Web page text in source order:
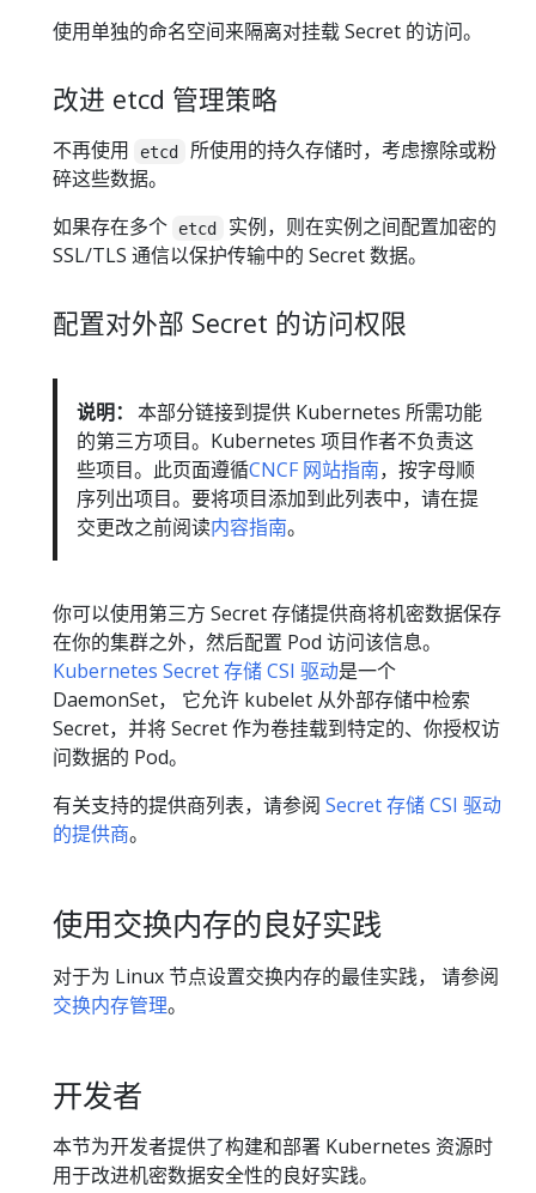
使用单独的命名空间来隔离对挂载 Secret 的访问。
改进 etcd 管理策略
不再使用 etcd
所使用的持久存储时，考虑擦除或粉
碎这些数据。
如果存在多个
etcd
实例，则在实例之间配置加密的
SSL/TLS 通信以保护传输中的 Secret 数据。
配置对外部 Secret 的访问权限
说明： 本部分链接到提供 Kubernetes 所需功能
的第三方项目。Kubernetes 项目作者不负责这
些项目。此页面遵循CNCF 网站指南，按字母顺
序列出项目。要将项目添加到此列表中，请在提
交更改之前阅读内容指南。
你可以使用第三方 Secret 存储提供商将机密数据保存
在你的集群之外，然后配置 Pod 访问该信息。
Kubernetes Secret 存储 CSI 驱动是一个
DaemonSet， 它允许 kubelet 从外部存储中检索
Secret，并将 Secret 作为卷挂载到特定的、你授权访
问数据的 Pod。
有关支持的提供商列表，请参阅 Secret 存储 CSI 驱动
的提供商。
使用交换内存的良好实践
对于为 Linux 节点设置交换内存的最佳实践， 请参阅
交换内存管理。
开发者
本节为开发者提供了构建和部署 Kubernetes 资源时
用于改进机密数据安全性的良好实践。